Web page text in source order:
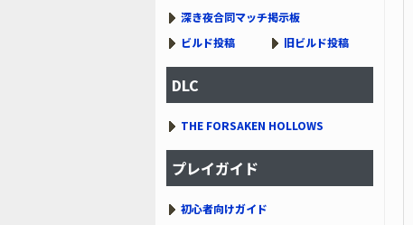
深き夜合同マッチ掲示板
ビルド投稿
旧ビルド投稿
DLC
THE FORSAKEN HOLLOWS
プレイガイド
初心者向けガイド